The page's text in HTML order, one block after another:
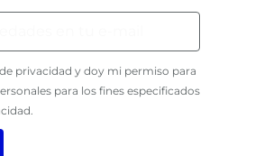
privacidad y doy mi permiso para
para los fines especificados